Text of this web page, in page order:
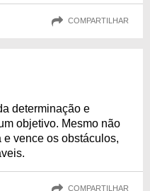
COMPARTILHAR
determinação e
objetivo. Mesmo não
vence os obstáculos,
COMPARTILHAR